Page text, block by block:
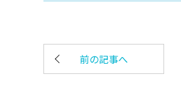
前の記事へ